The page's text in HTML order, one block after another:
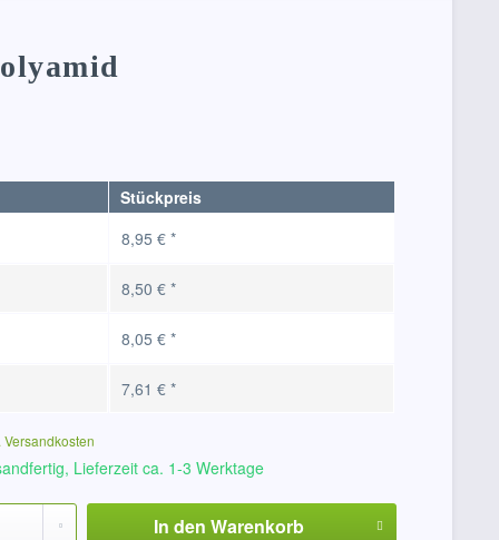
Stückpreis
8,95 € *
8,50 € *
8,05 € *
7,61 € *
Versandkosten
Lieferzeit ca. 1-3 Werktage
In den Warenkorb